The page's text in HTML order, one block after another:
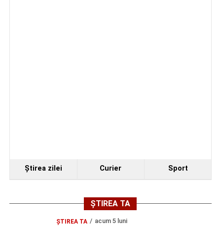
Constantin PREDESCU
Adaugă cugirinfo.ro ca sursă
Ştirea zilei Curier Sport
ȘTIREA TA
ȘTIREA TA acum 5 luni